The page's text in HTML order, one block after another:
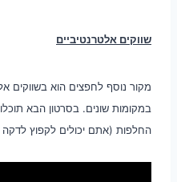
שווקים אלטרנטיביים
מקור נוסף לחפצים הוא בשווקים
במקומות שונים. בסרטון הבא
החלפות (אתם יכולים לקפוץ לדקה 1:01):